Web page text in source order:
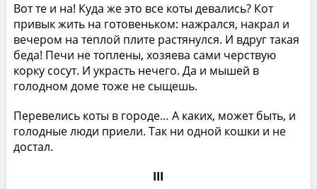
Вот те и на! Куда же это все коты девались? Кот
привык жить на готовеньком: нажрался, накрал и
вечером на теплой плите растянулся. И вдруг такая
беда! Печи не топлены, хозяева сами черствую
корку сосут. И украсть нечего. Да и мышей в
голодном доме тоже не сыщешь.
Перевелись коты в городе… А каких, может быть, и
голодные люди приели. Так ни одной кошки и не
достал.
III